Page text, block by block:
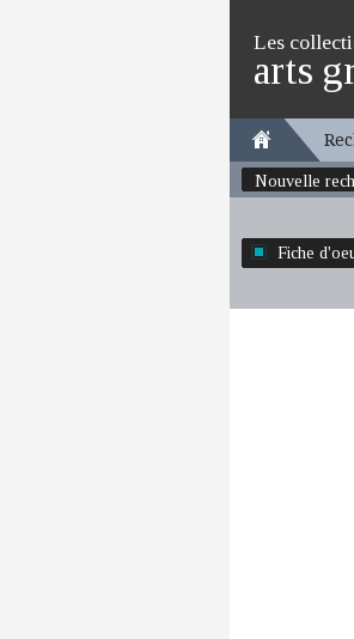
Les
arts
Nouvelle
Fiche